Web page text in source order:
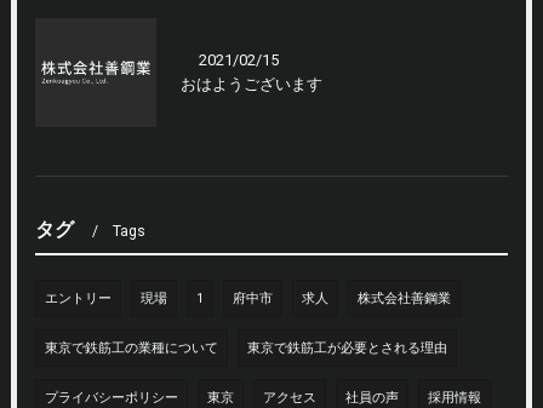
2021/02/15
おはようございます
タグ Tags
エントリー 現場 1 府中市 求人 株式会社善鋼業
東京で鉄筋工の業種について 東京で鉄筋工が必要とされる理由
プライバシーポリシー 東京 アクセス 社員の声 採用情報